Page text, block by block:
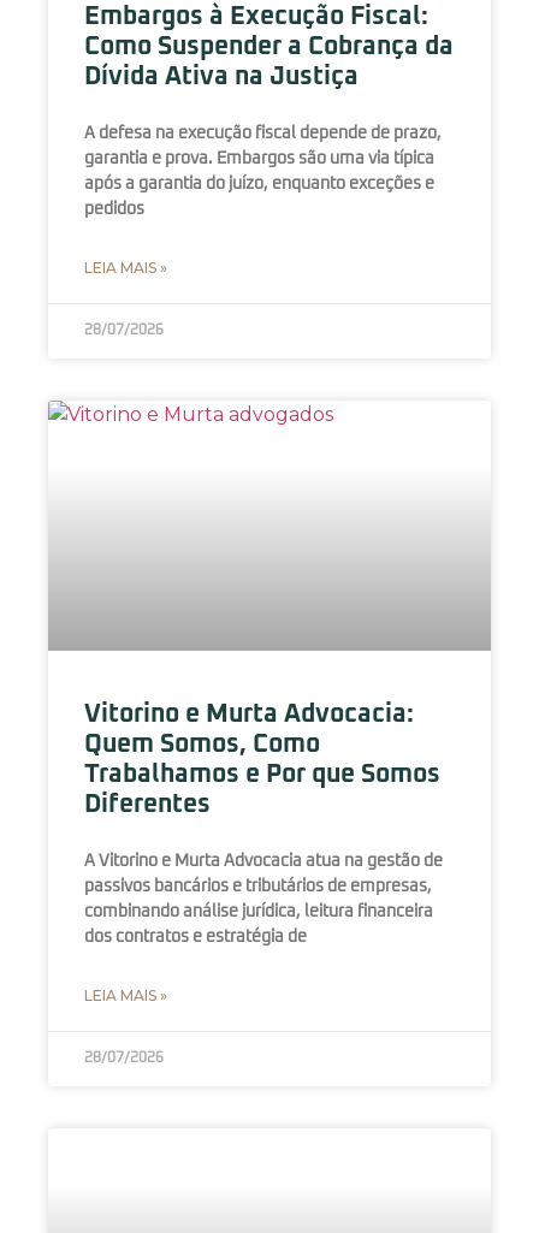
Embargos à Execução Fiscal:
Como Suspender a Cobrança da
Dívida Ativa na Justiça
A defesa na execução fiscal depende de prazo,
garantia e prova. Embargos são uma via típica
após a garantia do juízo, enquanto exceções e
pedidos
LEIA MAIS »
28/07/2026
Vitorino e Murta Advocacia:
Quem Somos, Como
Trabalhamos e Por que Somos
Diferentes
A Vitorino e Murta Advocacia atua na gestão de
passivos bancários e tributários de empresas,
combinando análise jurídica, leitura financeira
dos contratos e estratégia de
LEIA MAIS »
28/07/2026